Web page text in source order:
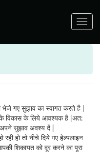
Toggle
भेजे गए सुझाव का स्वागत करते है |
के विकास के लिये आवश्यक है |अत:
अपने सुझाव अवश्य दें |
रही हो तो नीचे दिये गए हेल्पलाइन
शिकायत को दूर करने का पूरा